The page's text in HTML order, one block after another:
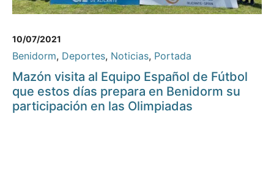
10/07/2021
Benidorm, Deportes, Noticias, Portada
Mazón visita al Equipo Español de Fútbol
que estos días prepara en Benidorm su
participación en las Olimpiadas